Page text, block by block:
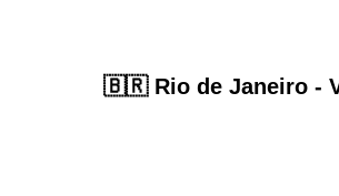
🇧🇷 Rio de Janeiro -